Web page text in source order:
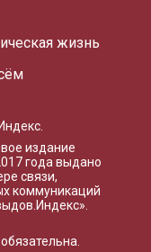
жизнь
издание
года выдано
связи,
коммуникаций